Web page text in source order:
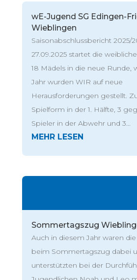
wE-Jugend SG Edingen-
Wieblingen
Saisonabschlussbericht 2025/
27.09.2025 startet die
18 Mädels in die neue Runde,
Jahr wurden WIR auf neue
Herausforderungen gestellt.
Spielform in der 1. Hälfte, 3
Spieler in der Abwehr und 3...
Sommertagszug
Auch in diesem Jahr waren
beim Sommertagszug dabei
unterstützten bei der